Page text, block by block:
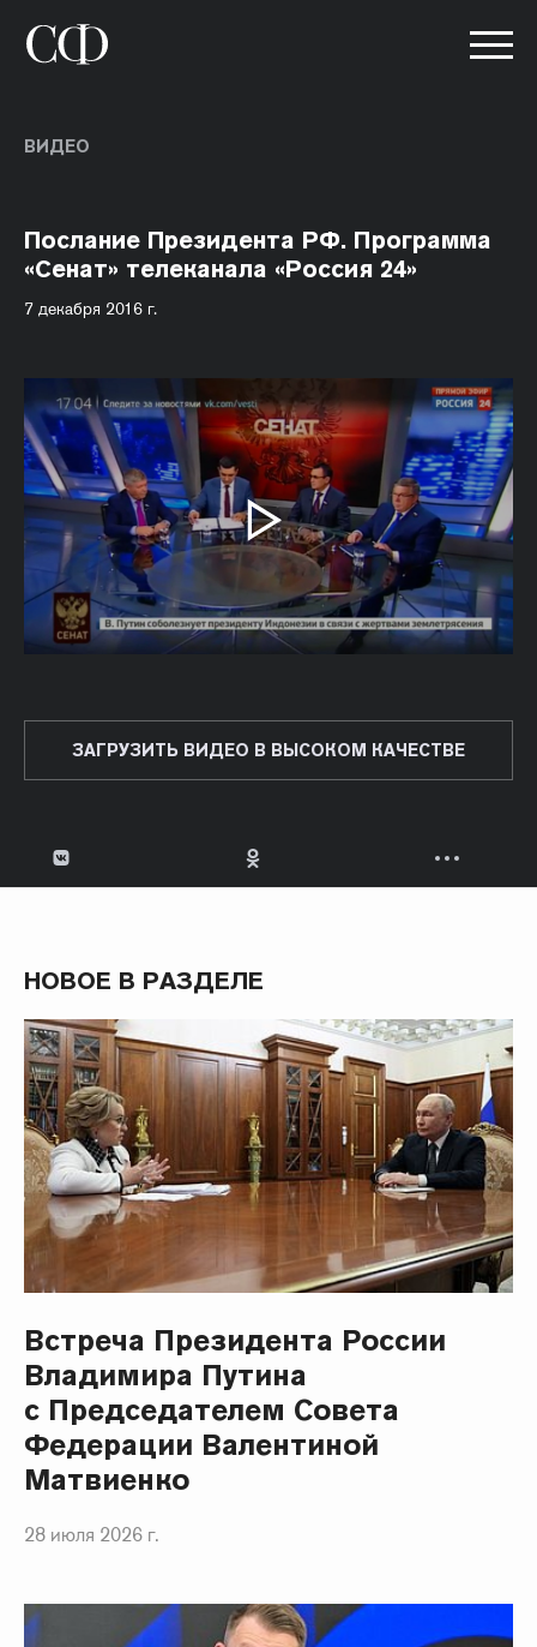
ВИДЕО
Послание Президента РФ. Программа
«Сенат» телеканала «Россия 24»
7 декабря 2016 г.
ЗАГРУЗИТЬ ВИДЕО В ВЫСОКОМ КАЧЕСТВЕ
НОВОЕ В РАЗДЕЛЕ
Встреча Президента России
Владимира Путина
с Председателем Совета
Федерации Валентиной
Матвиенко
28 июля 2026 г.